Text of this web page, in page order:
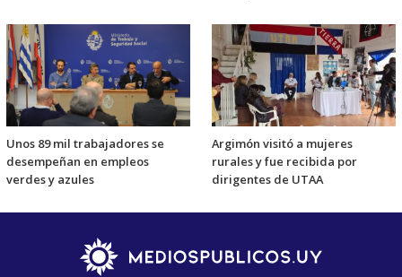
Unos 89 mil trabajadores se
desempeñan en empleos
verdes y azules
Argimón visitó a mujeres
rurales y fue recibida por
dirigentes de UTAA